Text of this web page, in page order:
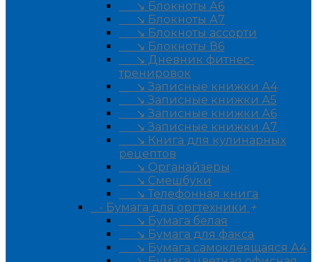
↘ Блокноты А6
↘ Блокноты А7
↘ Блокноты ассорти
↘ Блокноты В6
↘ Дневник фитнес-
тренировок
↘ Записные книжки А4
↘ Записные книжки А5
↘ Записные книжки А6
↘ Записные книжки А7
↘ Книга для кулинарных
рецептов
↘ Органайзеры
↘ Смешбуки
↘ Телефонная книга
- Бумага для оргтехники +
↘ Бумага белая
↘ Бумага для факса
↘ Бумага самоклеящаяся А4